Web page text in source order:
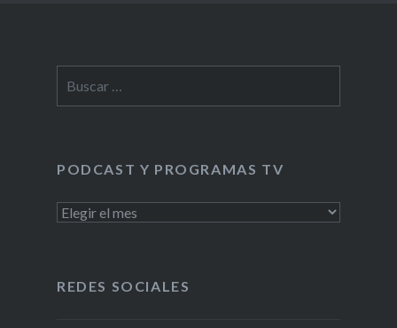
PODCAST Y PROGRAMAS TV
PODCAST
REDES SOCIALES